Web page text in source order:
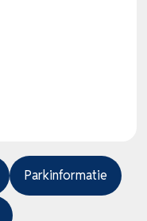
Parkinformatie